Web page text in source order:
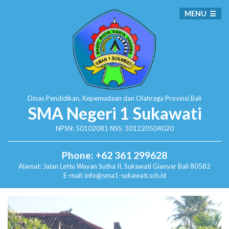
Dinas Pendidikan, Kepemudaan dan Olahraga Provinsi Bali
SMA Negeri 1 Sukawati
NPSN: 50102081 NSS: 301220504020
Phone: +62 361 299628
Alamat: Jalan Lettu Wayan Sutha II, SukawatiGianyar Bali 80582
E-mail: info@sma1-sukawati.sch.id
MENU